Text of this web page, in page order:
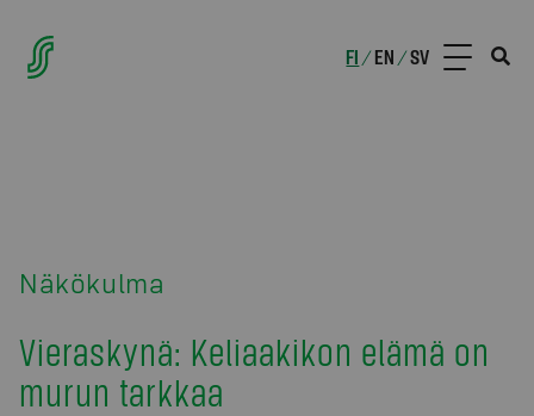
FI /EN /SV
Näkökulma
Vieraskynä: Keliaakikon elämä on
murun tarkkaa